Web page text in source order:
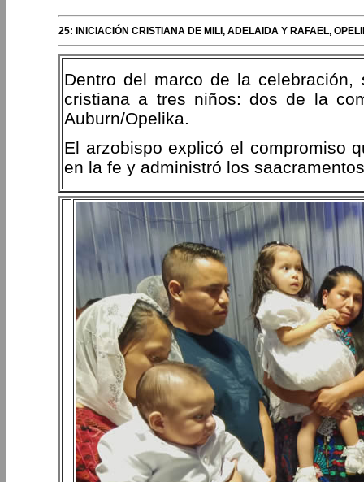
25: INICIACIÓN CRISTIANA DE MILI, ADELAIDA Y RAFAEL,
Dentro del marco de la
cristiana a tres niños: dos de la
Auburn/Opelika.
El arzobispo explicó el compromiso
en la fe y administró los